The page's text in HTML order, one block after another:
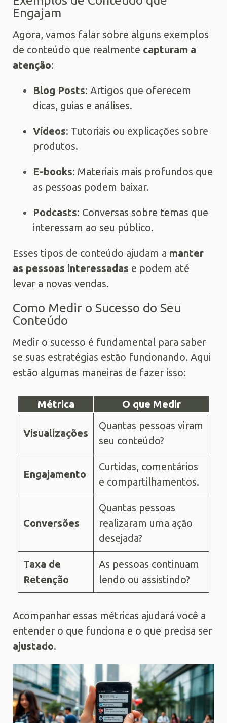
Engajam
Agora, vamos falar sobre alguns exemplos
de conteúdo que realmente capturam a
atenção:
Blog Posts: Artigos que oferecem
dicas, guias e análises.
Vídeos: Tutoriais ou explicações sobre
produtos.
E-books: Materiais mais profundos que
as pessoas podem baixar.
Podcasts: Conversas sobre temas que
interessam ao seu público.
Esses tipos de conteúdo ajudam a manter
as pessoas interessadas e podem até
levar a novas vendas.
Como Medir o Sucesso do Seu
Conteúdo
Medir o sucesso é fundamental para saber
se suas estratégias estão funcionando. Aqui
estão algumas maneiras de fazer isso:
Métrica O que Medir
Visualizações
Quantas pessoas viram
seu conteúdo?
Engajamento
Curtidas, comentários
e compartilhamentos.
Conversões
Quantas pessoas
realizaram uma ação
desejada?
Taxa de
Retenção
As pessoas continuam
lendo ou assistindo?
Acompanhar essas métricas ajudará você a
entender o que funciona e o que precisa ser
ajustado.